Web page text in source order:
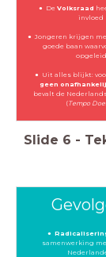
De Volksraad
invloed
Jongeren krijgen
goede baan
opgeleid
Uit alles blijkt:
geen
bevalt de
(Tempo
Slide 6 -
samenwerking